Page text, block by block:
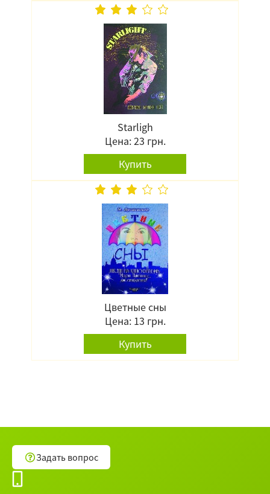
Starligh
Цена: 23 грн.
Купить
Цветные сны
Цена: 13 грн.
Купить
Задать вопрос